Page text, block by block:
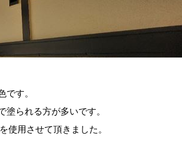
す。
られる方が多いです。
使用させて頂きました。